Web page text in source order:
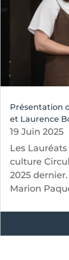
Présentation
et Laurence
19 Juin 2025
Les
culture
2025
Marion